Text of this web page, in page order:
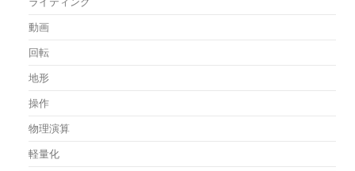
動画
回転
地形
操作
物理演算
軽量化